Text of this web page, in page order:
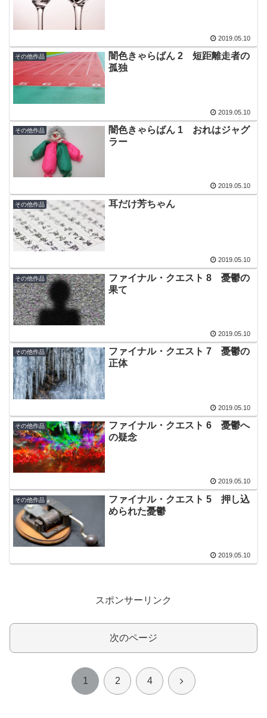
2019.05.10
その他作品
闇色きゃらばん 2 短距離走者の
孤独
2019.05.10
その他作品
闇色きゃらばん 1 おれはジャグ
ラー
2019.05.10
その他作品 耳だけ芳ちゃん
2019.05.10
その他作品
ファイナル・クエスト 8 憂鬱の
果て
2019.05.10
その他作品
ファイナル・クエスト 7 憂鬱の
正体
2019.05.10
その他作品
ファイナル・クエスト 6 憂鬱へ
の疑念
2019.05.10
その他作品
ファイナル・クエスト 5 押し込
められた憂鬱
2019.05.10
スポンサーリンク
次のページ
1 2 4 次